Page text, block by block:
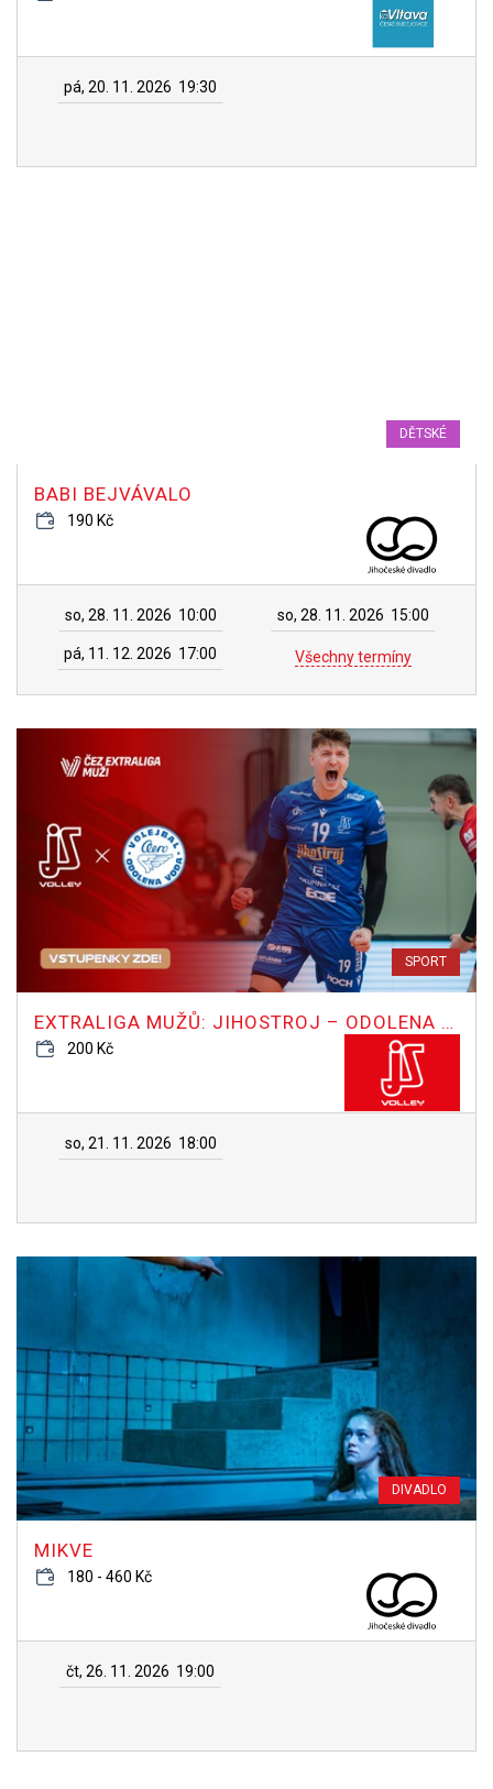
pá, 20. 11. 2026 19:30
DĚTSKÉ
BABI BEJVÁVALO
190 Kč
so, 28. 11. 2026 10:00 so, 28. 11. 2026 15:00
pá, 11. 12. 2026 17:00 Všechny termíny
SPORT
EXTRALIGA MUŽŮ: JIHOSTROJ – ODOLENA VODA
200 Kč
so, 21. 11. 2026 18:00
DIVADLO
MIKVE
180 - 460 Kč
čt, 26. 11. 2026 19:00